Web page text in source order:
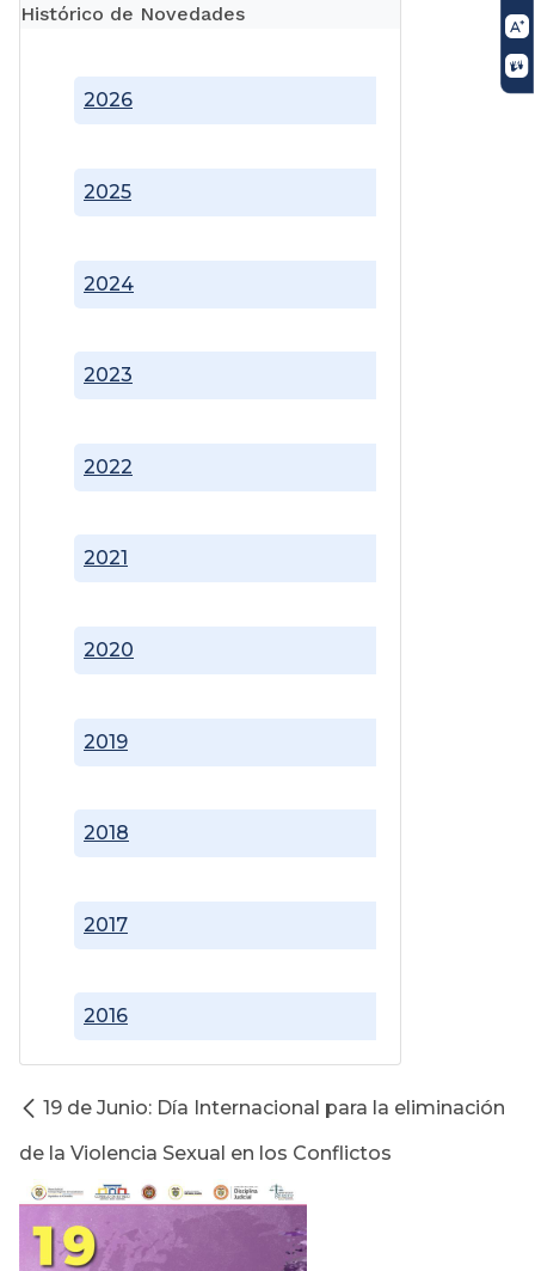
Histórico de Novedades
2016
2017
2018
2019
2020
2021
2022
2023
2024
2025
2026
19 de Junio: Día Internacional para la eliminación
de la Violencia Sexual en los Conflictos